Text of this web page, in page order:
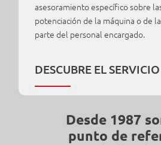
asesoramiento específico sobre
potenciación de la máquina o de
parte del personal encargado.
DESCUBRE EL SERVICIO
Desde 1987
punto de